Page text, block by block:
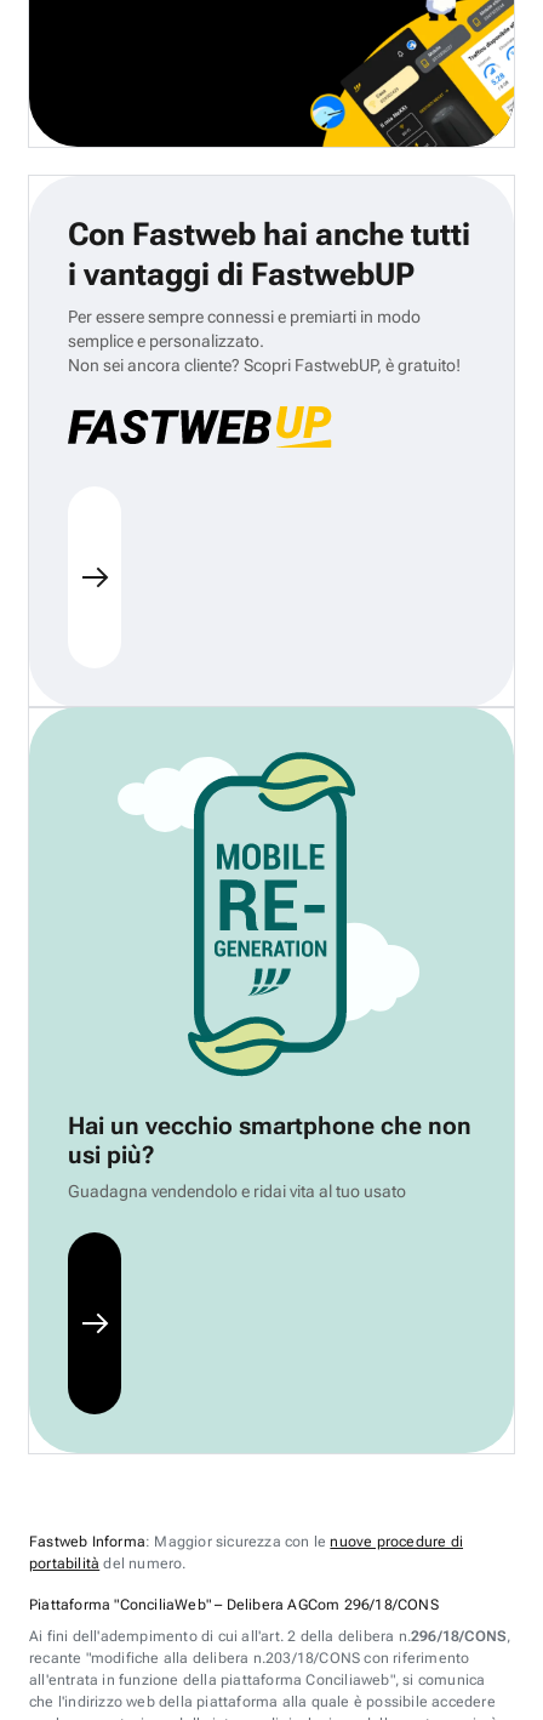
Con Fastweb hai anche tutti
i vantaggi di FastwebUP
Per essere sempre connessi e premiarti in modo
semplice e personalizzato.
Non sei ancora cliente? Scopri FastwebUP, è gratuito!
Hai un vecchio smartphone che non
usi più?
Guadagna vendendolo e ridai vita al tuo usato
Fastweb Informa: Maggior sicurezza con lenuove procedure di
portabilità del numero.
Piattaforma "ConciliaWeb" – Delibera AGCom 296/18/CONS
Ai fini dell'adempimento di cui all'art. 2 della delibera n.296/18/CONS,
recante "modifiche alla delibera n.203/18/CONS con riferimento
all'entrata in funzione della piattaforma Conciliaweb", si comunica
che l'indirizzo web della piattaforma alla quale è possibile accedere